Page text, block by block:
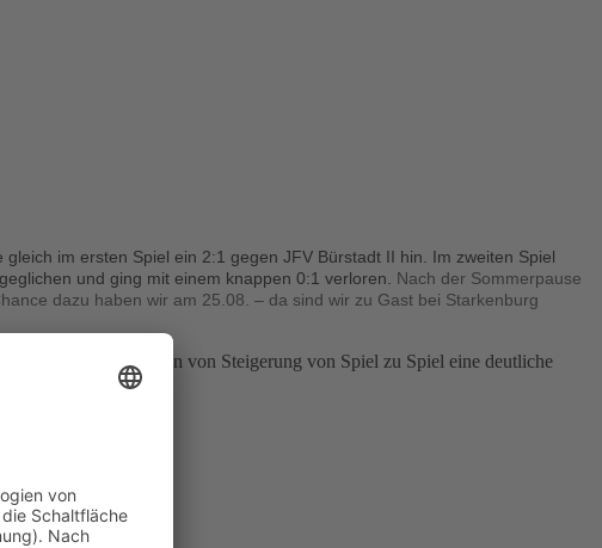
im ersten Spiel ein 2:1 gegen JFV Bürstadt II hin. Im zweiten Spiel
und ging mit einem knappen 0:1 verloren. Nach der Sommerpause
dazu haben wir am 25.08. – da sind wir zu Gast bei Starkenburg
Immerhin von Steigerung von Spiel zu Spiel eine deutliche